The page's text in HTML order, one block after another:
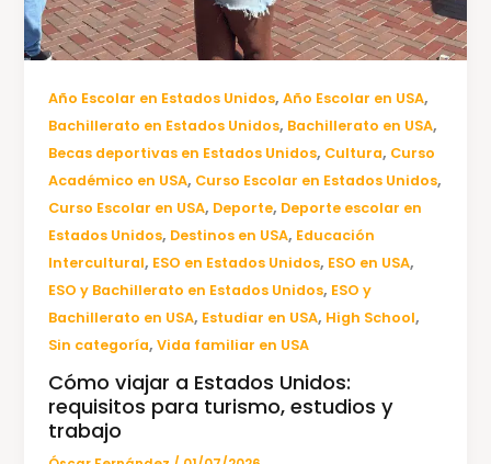
Año Escolar en Estados Unidos,Año Escolar en USA,
Bachillerato en Estados Unidos, Bachillerato en USA,
Becas deportivas en Estados Unidos, Cultura, Curso
Académico en USA, Curso Escolar en Estados Unidos,
Curso Escolar en USA, Deporte, Deporte escolar en
Estados Unidos, Destinos en USA, Educación
Intercultural, ESO en Estados Unidos, ESO en USA,
ESO y Bachillerato en Estados Unidos, ESO y
Bachillerato en USA, Estudiar en USA, High School,
Sin categoría,Vida familiar en USA
Cómo viajar a Estados Unidos:
requisitos para turismo, estudios y
trabajo